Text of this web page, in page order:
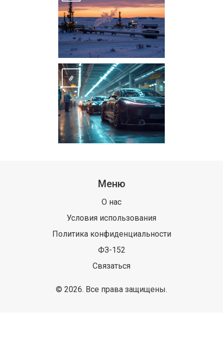
Меню
О нас
Условия использования
Политика конфиденциальности
ФЗ-152
Связаться
© 2026. Все права защищены.